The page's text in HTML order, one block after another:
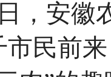
示农耕文